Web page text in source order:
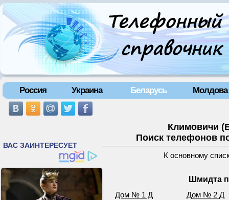
Россия Украина Беларусь Молдова
Климовичи
Поиск телефонов
К основному
Шмидта
Дом № 1 Д
Дом № 2 Д